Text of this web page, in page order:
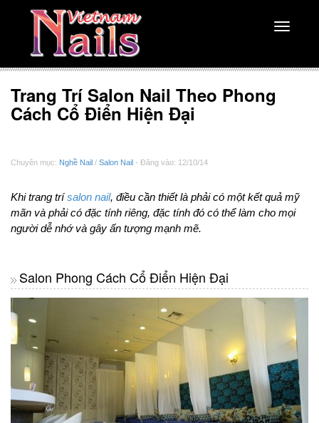
Toggle
Trang Trí Salon Nail Theo Phong
Cách Cổ Điển Hiện Đại
Chuyên mục: Nghề Nail / Salon Nail - Đăng vào: 12/10/14
Khi trang trísalon nail, điều cần thiết là phải có một kết quả mỹ
mãn và phải có đặc tính riêng, đặc tính đó có thể làm cho mọi
người dễ nhớ và gây ấn tượng mạnh mẽ.
Salon Phong Cách Cổ Điển Hiện Đại